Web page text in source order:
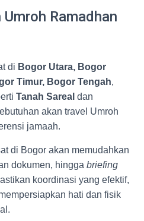
Ramadhan
di Bogor Utara, Bogor
Timur, Bogor Tengah,
Tanah Sareal dan
akan travel Umroh
jamaah.
di Bogor akan memudahkan
dokumen, hingga briefing
koordinasi yang efektif,
hati dan fisik